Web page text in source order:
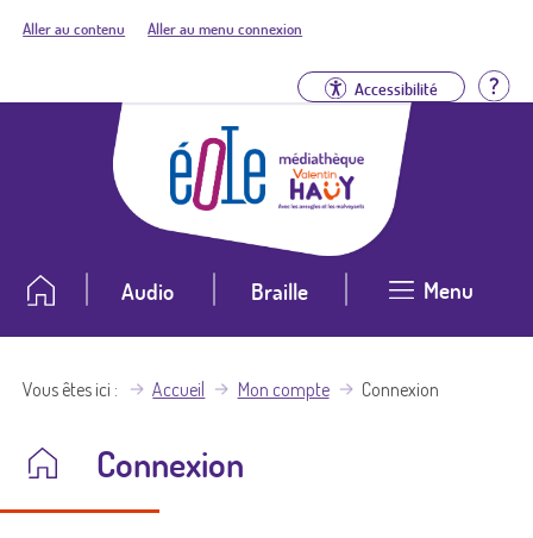
Aller au contenu Aller au menu connexion
Accessibilité
Audio Braille Menu
Vous êtes ici Accueil Mon compte Connexion
Connexion